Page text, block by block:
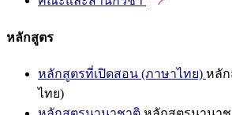
หลักสูตร
หลักสูตรที่เปิดสอน (ภาษาไทย) หลัก
ไทย)